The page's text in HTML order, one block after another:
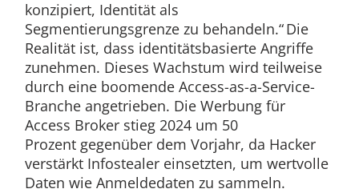
konzipiert, Identität als
Segmentierungsgrenze zu behandeln.“ Die
Realität ist, dass identitätsbasierte Angriffe
zunehmen. Dieses Wachstum wird teilweise
durch eine boomende Access-as-a-Service-
Branche angetrieben. Die Werbung für
Access Broker stieg 2024 um 50
Prozent gegenüber dem Vorjahr, da Hacker
verstärkt Infostealer einsetzten, um wertvolle
Daten wie Anmeldedaten zu sammeln.